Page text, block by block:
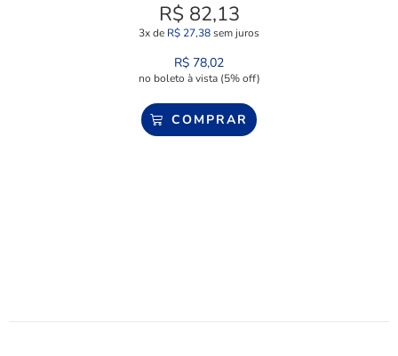
R$ 82,13
3x de R$ 27,38sem juros
R$ 78,02
no boleto à vista (5% off)
COMPRAR